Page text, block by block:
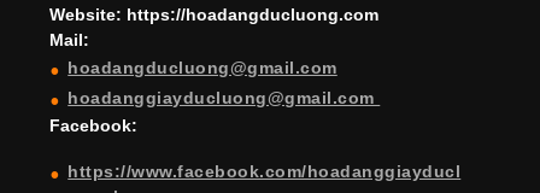
Website: https://hoadangducluong.com
Mail:
hoadangducluong@gmail.com
hoadanggiayducluong@gmail.com
Facebook:
https://www.facebook.com/hoadanggiayducl